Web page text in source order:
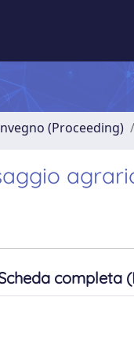
(Proceeding)
completa